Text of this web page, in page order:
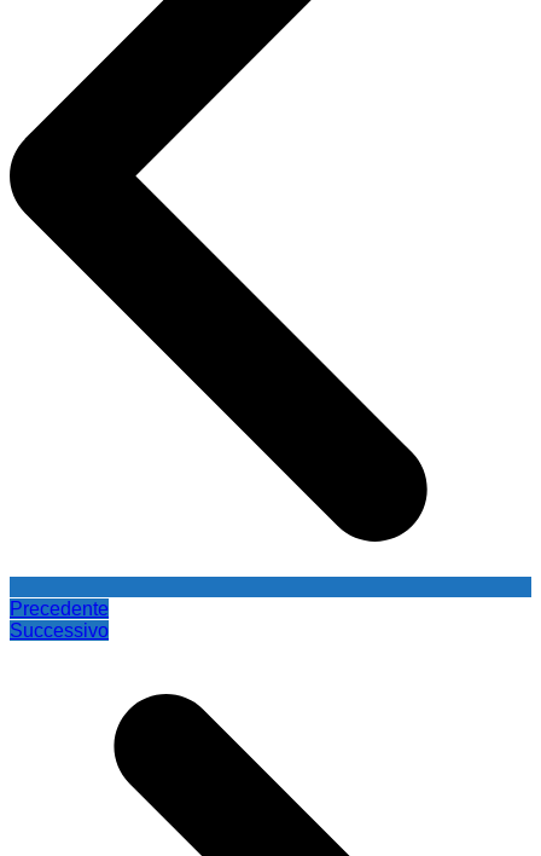
Precedente
Successivo